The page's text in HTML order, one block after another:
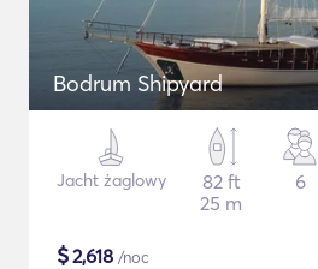
Bodrum Shipyard
Jacht żaglowy
82 ft
25 m
6
$2,618 /noc